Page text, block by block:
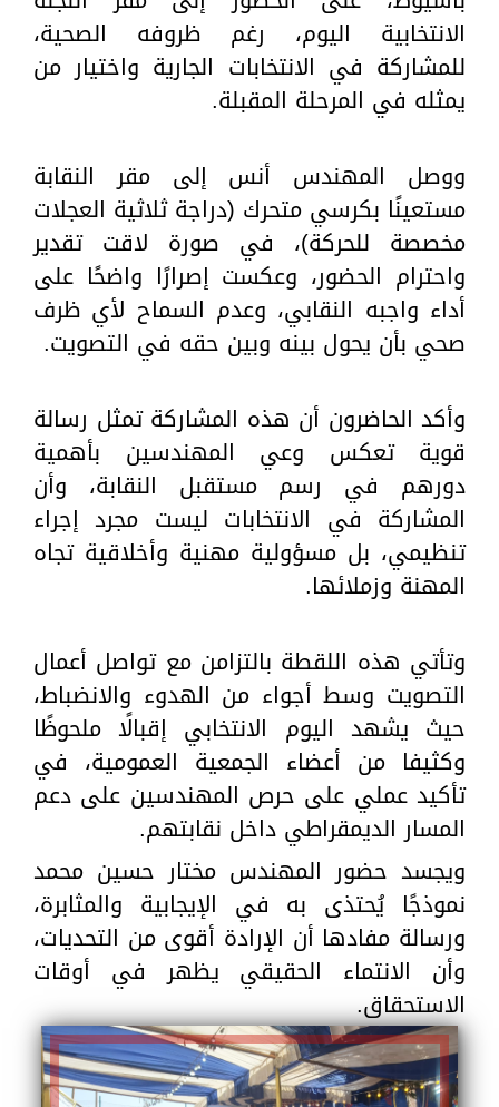
الانتخابية اليوم، رغم ظروفه الصحية،
للمشاركة في الانتخابات الجارية واختيار من
يمثله في المرحلة المقبلة.
ووصل المهندس أنس إلى مقر النقابة
مستعينًا بكرسي متحرك (دراجة ثلاثية العجلات
مخصصة للحركة)، في صورة لاقت تقدير
واحترام الحضور، وعكست إصرارًا واضحًا على
أداء واجبه النقابي، وعدم السماح لأي ظرف
صحي بأن يحول بينه وبين حقه في التصويت.
وأكد الحاضرون أن هذه المشاركة تمثل رسالة
قوية تعكس وعي المهندسين بأهمية
دورهم في رسم مستقبل النقابة، وأن
المشاركة في الانتخابات ليست مجرد إجراء
تنظيمي، بل مسؤولية مهنية وأخلاقية تجاه
المهنة وزملائها.
وتأتي هذه اللقطة بالتزامن مع تواصل أعمال
التصويت وسط أجواء من الهدوء والانضباط،
حيث يشهد اليوم الانتخابي إقبالًا ملحوظًا
وكثيفا من أعضاء الجمعية العمومية، في
تأكيد عملي على حرص المهندسين على دعم
المسار الديمقراطي داخل نقابتهم.
ويجسد حضور المهندس مختار حسين محمد
نموذجًا يُحتذى به في الإيجابية والمثابرة،
ورسالة مفادها أن الإرادة أقوى من التحديات،
وأن الانتماء الحقيقي يظهر في أوقات
الاستحقاق.